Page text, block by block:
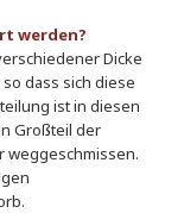
werden?
Dicke
dass sich diese
ist in diesen
Großteil der
weggeschmissen.